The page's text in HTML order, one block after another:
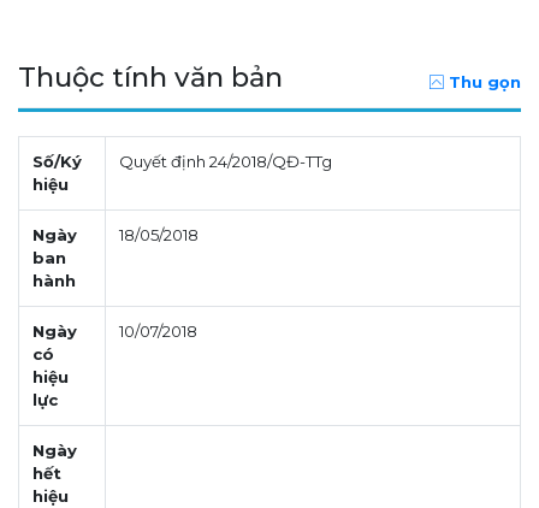
Thuộc tính văn bản Thu gọn
Số/Ký
hiệu
Quyết định 24/2018/QĐ-TTg
Ngày
ban
hành
18/05/2018
Ngày
có
hiệu
lực
10/07/2018
Ngày
hết
hiệu